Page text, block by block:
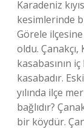
Karadeniz
kesimlerinde
Görele ilçesine
oldu. Çanakçı,
kasabasının
kasabadır.
yılında ilçe
bağlıdır?
bir köydür.